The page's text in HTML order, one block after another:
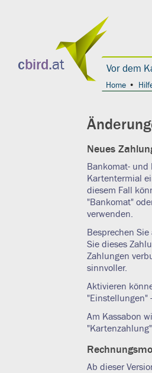
cbird.at Vor dem
Home
Neues
Bankomat-
Kartentermial
diesem Fall
"Bankomat"
verwenden.
Besprechen
Sie dieses
Zahlungen
sinnvoller.
Aktivieren
"Einstellungen"
Am Kassabon
Ab dieser